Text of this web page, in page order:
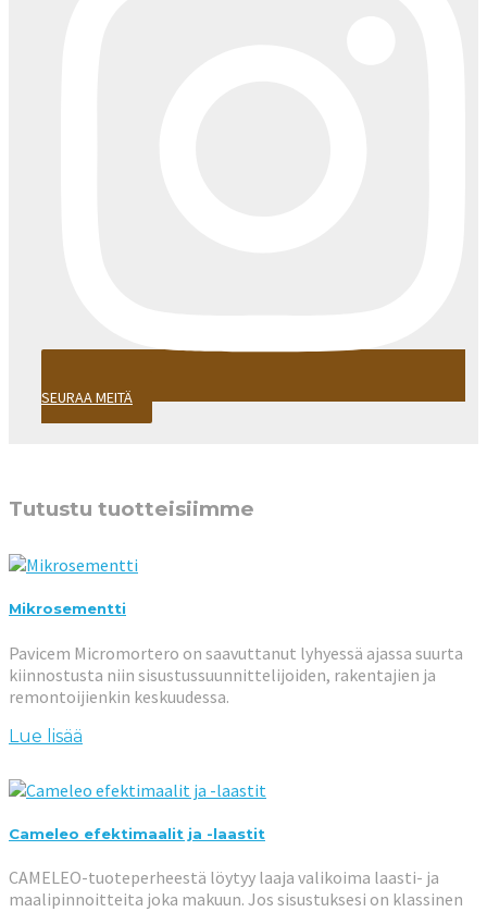
SEURAA MEITÄ
Tutustu tuotteisiimme
Mikrosementti
Pavicem Micromortero on saavuttanut lyhyessä ajassa suurta
kiinnostusta niin sisustussuunnittelijoiden, rakentajien ja
remontoijienkin keskuudessa.
Lue lisää
Cameleo efektimaalit ja -laastit
CAMELEO-tuoteperheestä löytyy laaja valikoima laasti- ja
maalipinnoitteita joka makuun. Jos sisustuksesi on klassinen